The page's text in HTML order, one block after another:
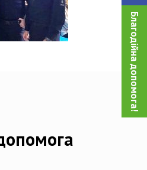
Благодійна допомога!